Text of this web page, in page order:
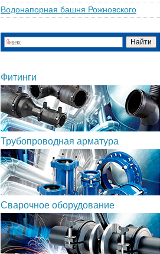
Водонапорная башня Рожновского
Фитинги
Трубопроводная арматура
Сварочное оборудование